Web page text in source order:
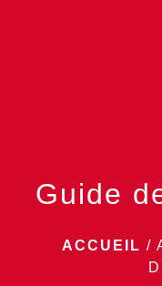
Guide
ACCUEIL /